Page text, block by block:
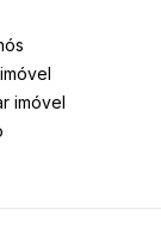
imóvel